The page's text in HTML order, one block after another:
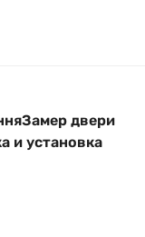
Замер двери
и установка